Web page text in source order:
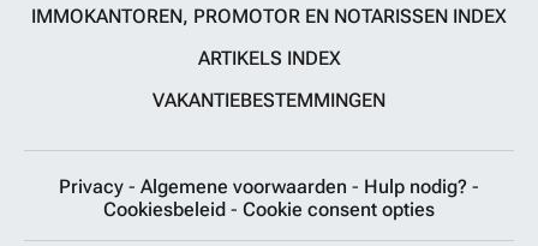
IMMOKANTOREN, PROMOTOR EN NOTARISSEN INDEX
ARTIKELS INDEX
VAKANTIEBESTEMMINGEN
Privacy - Algemene voorwaarden - Hulp nodig? -
Cookiesbeleid - Cookie consent opties